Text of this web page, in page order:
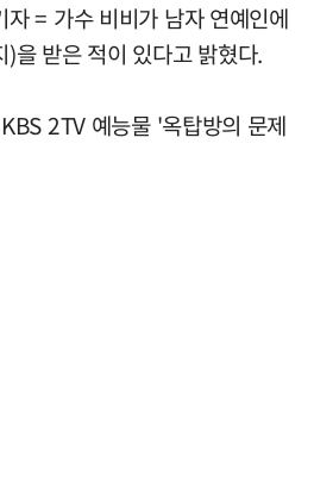
= 가수 비비가 남자 연예인에
을 받은 적이 있다고 밝혔다.
2TV 예능물 '옥탑방의 문제